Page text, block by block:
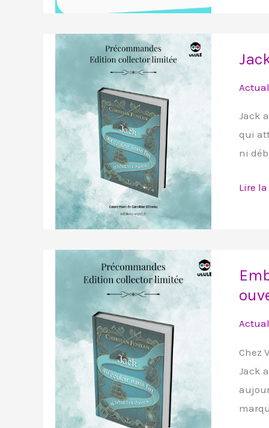
Jack
qui
ni
au
fin
ni
début
Lire
Chez
Jack
pour
les
et
demie
:
la